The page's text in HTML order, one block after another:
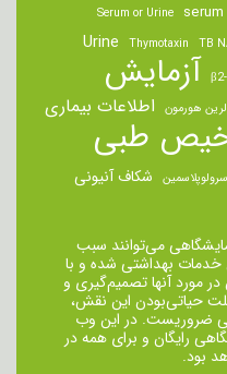
serum
Serum or Urine
TB
Thymotaxin
Urine
آزمایش
هورمون اطلاعات بیماری
طبی
سرولوپلاسمین شکاف آنیونی
می‌توانند سبب
خدمات بهداشتی شده و با
مورد آنها تصمیم‌گیری و
حیاتی‌بودن این نقش،
ضروریست. در این وب
رایگان و برای همه در
بود.